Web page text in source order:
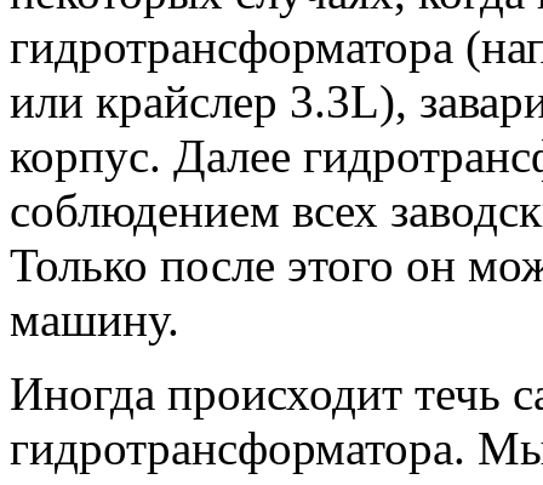
гидротрансформатора
или крайслер 3.3L),
корпус. Далее
соблюдением всех
Только после этого он
машину.
Иногда происходит течь
гидротрансформатора.